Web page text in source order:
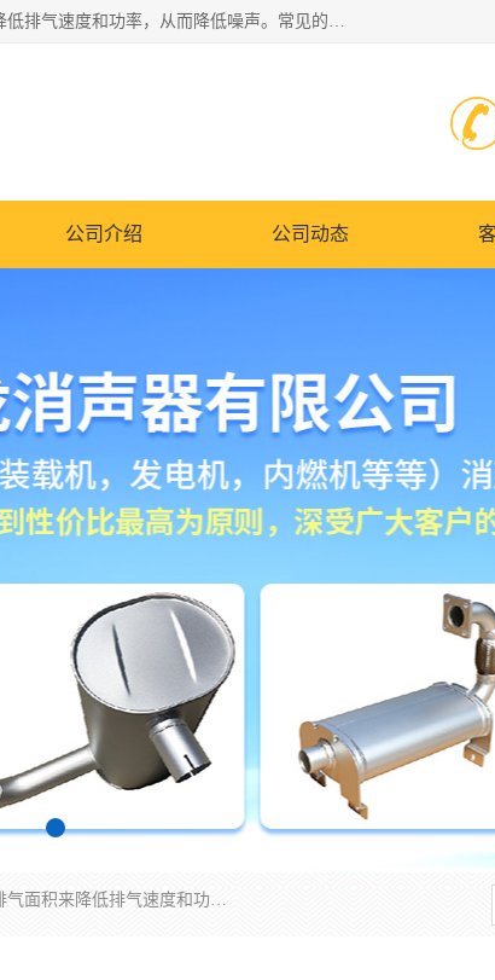
消音器主要用于降低机械设备或枪械等产生的噪声。它通过阻尼或增加排气面积来降低排气速度和功率，从而降低噪声。常见的消音器类型包括阻性消声器、抗性消声器、共振消声器以及阻抗复合式消声器等。这些消音器各有特点，适用于不同频率的噪声消除。
公司介绍 公司动态
消音器主要用于降低机械设备或枪械等产生的噪声。它通过阻尼或增加排气面积来降低排气速度和功率，从而降低噪声。常见的消音器类型包括阻性消声器、抗性消声器、共振消声器以及阻抗复合式消声器等。这些消音器各有特点，适用于不同频率的噪声消除。